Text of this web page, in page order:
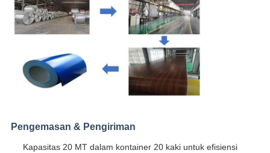
Pengemasan & Pengiriman
Kapasitas 20 MT dalam kontainer 20 kaki untuk efisiensi